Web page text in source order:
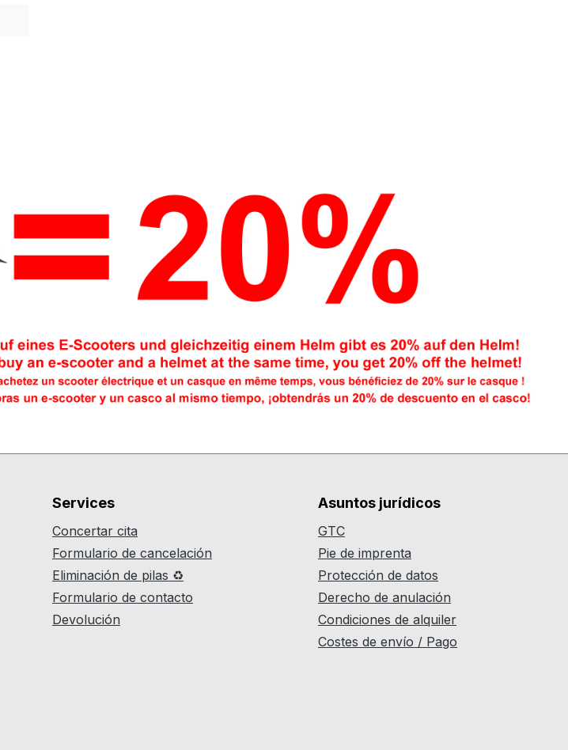
Services
Concertar cita
Formulario de cancelación
Eliminación de pilas ♻
Formulario de contacto
Devolución
Asuntos jurídicos
GTC
Pie de imprenta
Protección de datos
Derecho de anulación
Condiciones de alquiler
Costes de envío / Pago